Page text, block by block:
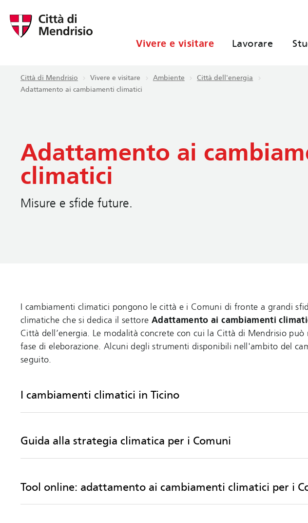
Vivere e visitare Lavorare
Città di Mendrisio Vivere e visitare Ambiente
Città dell'energia
Adattamento ai cambiamenti climatici
Adattamento ai
climatici
Misure e sfide future.
I cambiamenti climatici pongono le città e i Comuni di fronte a grandi
climatiche che si dedica il settore Adattamento ai cambiamenti
Città dell’energia. Le modalità concrete con cui la Città di Mendrisio
fase di eleborazione. Alcuni degli strumenti disponibili nell'ambito del
seguito.
I cambiamenti climatici in Ticino
Guida alla strategia climatica per i Comuni
Tool online: adattamento ai cambiamenti climatici per i